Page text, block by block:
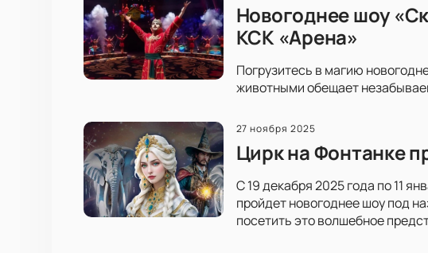
Новогоднее шоу
КСК «Арена»
Погрузитесь в магию
животными обещает
27 ноября 2025
Цирк на Фонтанке
С 19 декабря 2025 года по 11
пройдет новогоднее шоу под
посетить это волшебное